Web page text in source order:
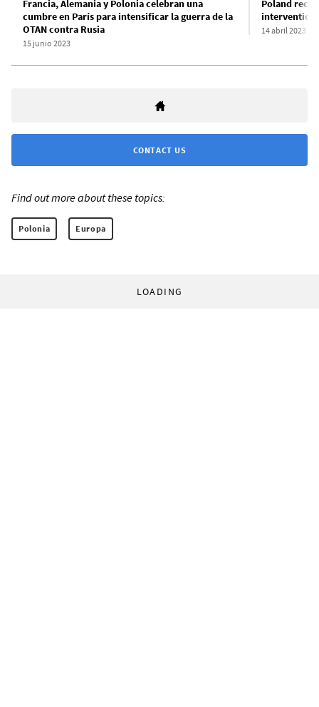
Francia, Alemania y Polonia celebran una
cumbre en París para intensificar la guerra de la
OTAN contra Rusia
15 junio 2023
Poland
intervention
14 abril 2023
CONTACT US
Find out more about these topics:
Polonia Europa
LOADING